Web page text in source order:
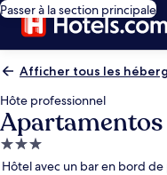
Passer à la section principale
Afficher tous les
Hôte professionnel
Hébergement
3.0 étoiles
Hôtel avec un bar en bord de